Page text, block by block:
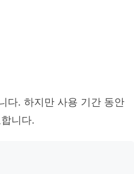
다. 하지만 사용 기간 동안
니다.